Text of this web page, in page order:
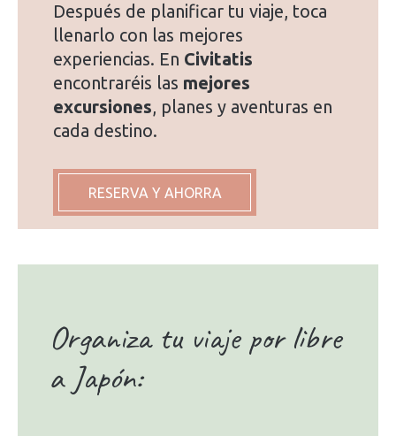
Después de planificar tu viaje, toca
llenarlo con las mejores
experiencias. En Civitatis
encontraréis las mejores
excursiones, planes y aventuras en
cada destino.
RESERVA Y AHORRA
Organiza tu viaje por libre
a Japón: